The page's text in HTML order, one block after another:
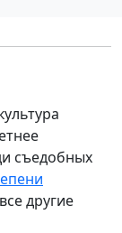
съедобных
другие